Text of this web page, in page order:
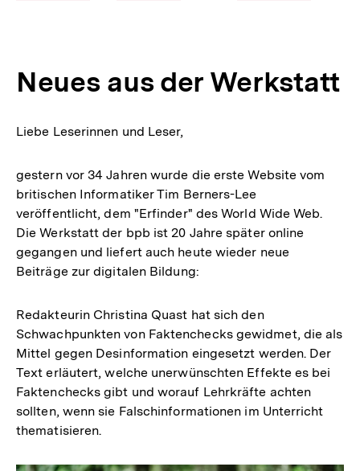
Neues aus der Werkstatt
Liebe Leserinnen und Leser,
gestern vor 34 Jahren wurde die erste Website vom
britischen Informatiker Tim Berners-Lee
veröffentlicht, dem "Erfinder" des World Wide Web.
Die Werkstatt der bpb ist 20 Jahre später online
gegangen und liefert auch heute wieder neue
Beiträge zur digitalen Bildung:
Redakteurin Christina Quast hat sich den
Schwachpunkten von Faktenchecks gewidmet, die als
Mittel gegen Desinformation eingesetzt werden. Der
Text erläutert, welche unerwünschten Effekte es bei
Faktenchecks gibt und worauf Lehrkräfte achten
sollten, wenn sie Falschinformationen im Unterricht
thematisieren.